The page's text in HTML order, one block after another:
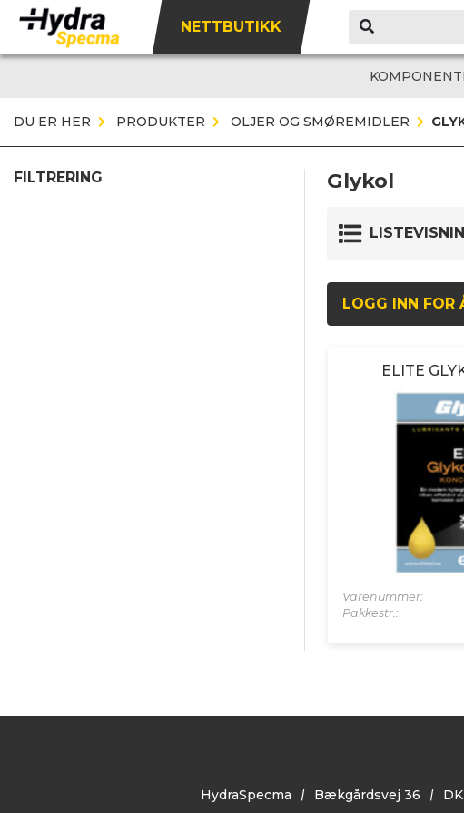
NETTBUTIKK
DU ER HER PRODUKTER OLJER OG SMØREMIDLER
FILTRERING Glykol
LOGG INN FOR
ELITE
Varenummer:
Pakkestr.:
HydraSpecma
Bækgårdsvej 36